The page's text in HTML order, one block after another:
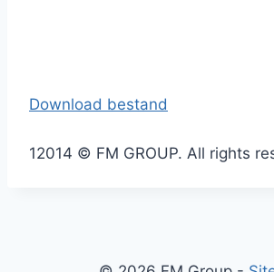
Download bestand
12014 © FM GROUP. All rights